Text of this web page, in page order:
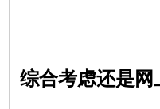
综合考虑还是网